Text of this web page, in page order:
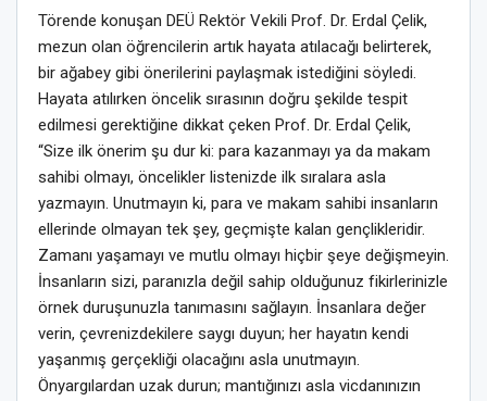
Törende konuşan DEÜ Rektör Vekili Prof. Dr. Erdal Çelik,
mezun olan öğrencilerin artık hayata atılacağı belirterek,
bir ağabey gibi önerilerini paylaşmak istediğini söyledi.
Hayata atılırken öncelik sırasının doğru şekilde tespit
edilmesi gerektiğine dikkat çeken Prof. Dr. Erdal Çelik,
“Size ilk önerim şu dur ki: para kazanmayı ya da makam
sahibi olmayı, öncelikler listenizde ilk sıralara asla
yazmayın. Unutmayın ki, para ve makam sahibi insanların
ellerinde olmayan tek şey, geçmişte kalan gençlikleridir.
Zamanı yaşamayı ve mutlu olmayı hiçbir şeye değişmeyin.
İnsanların sizi, paranızla değil sahip olduğunuz fikirlerinizle
örnek duruşunuzla tanımasını sağlayın. İnsanlara değer
verin, çevrenizdekilere saygı duyun; her hayatın kendi
yaşanmış gerçekliği olacağını asla unutmayın.
Önyargılardan uzak durun; mantığınızı asla vicdanınızın